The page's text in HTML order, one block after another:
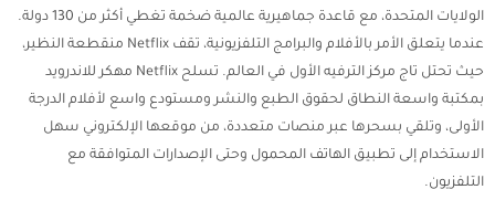
الولايات المتحدة، مع قاعدة جماهيرية عالمية ضخمة تغطي أكثر من 130 دولة.
عندما يتعلق الأمر بالأفلام والبرامج التلفزيونية، تقف Netflix منقطعة النظير،
حيث تحتل تاج مركز الترفيه الأول في العالم. تسلح Netflix مهكر للاندرويد
بمكتبة واسعة النطاق لحقوق الطبع والنشر ومستودع واسع لأفلام الدرجة
الأولى، وتلقي بسحرها عبر منصات متعددة، من موقعها الإلكتروني سهل
الاستخدام إلى تطبيق الهاتف المحمول وحتى الإصدارات المتوافقة مع
التلفزيون.